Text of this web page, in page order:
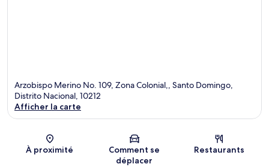
Arzobispo Merino No. 109, Zona Colonial,, Santo Domingo,
Distrito Nacional, 10212
Afficher la carte
À proximité
Comment se
déplacer
Restaurants